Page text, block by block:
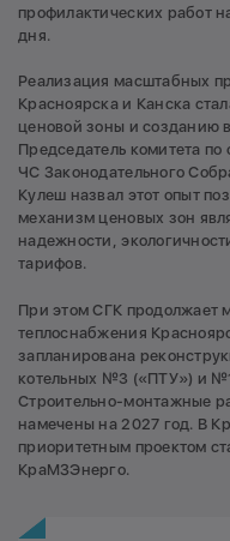
профилактических работ
дня.
Реализация масштабных
Красноярска и Канска
ценовой зоны и созданию
Председатель комитета
ЧС Законодательного
Кулеш назвал этот опыт
механизм ценовых зон
надежности,
тарифов.
При этом СГК продолжает
теплоснабжения
запланирована
котельных №3 («ПТУ») и
Строительно-монтажные
намечены на 2027 год. В
приоритетным проектом
КраМЗЭнерго.